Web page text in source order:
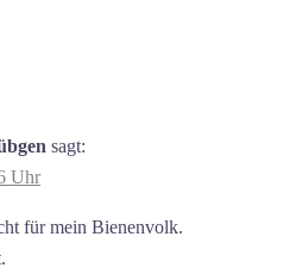
sagt:
Uhr
für mein Bienenvolk.